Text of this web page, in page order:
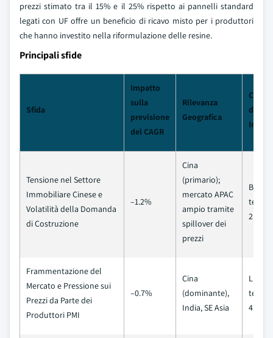
prezzi stimato tra il 15% e il 25% rispetto ai pannelli standard
legati con UF offre un beneficio di ricavo misto per i produttori
che hanno investito nella riformulazione delle resine.
Principali sfide
Sfida
Impatto
sulla
previsione
del CAGR
Rilevanza
Geografica
degli
Tensione nel Settore
Immobiliare Cinese e
Volatilità della Domanda
di Costruzione
–1.2%
Cina
(primario);
mercato APAC
ampio tramite
spillover dei
prezzi
Breve
2 anni)
Frammentazione del
Mercato e Pressione sui
Prezzi da Parte dei
Produttori PMI
–0.7%
Cina
(dominante),
India, SE Asia
Lungo
4 anni)